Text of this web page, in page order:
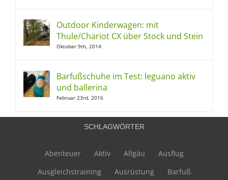
Outdoor Kinderwagen: mit
Thule/Chariot CX über Stock und Stein
Oktober 9th, 2014
Barfußschuhe im Test: leguano aktiv
und ballerina
Februar 23rd, 2016
SCHLAGWÖRTER
Abenteuer Aktiv Allgäu
Ausflug
Ausgleichstraining
Ausrüstung
Barfuß